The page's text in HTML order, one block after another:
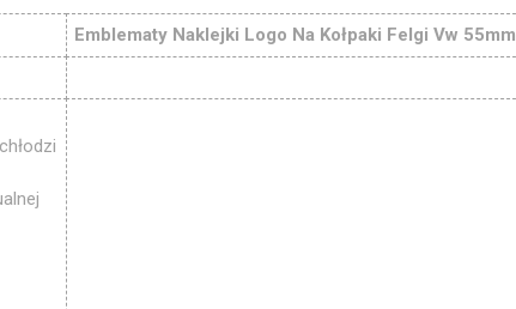
Emblematy Naklejki Logo Na Kołpaki Felgi Vw 55mm